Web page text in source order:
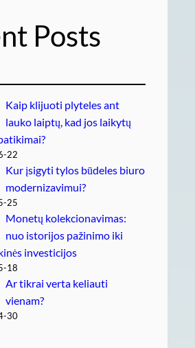
Posts
Kaip klijuoti plyteles ant
lauko laiptų, kad jos laikytų
22
Kur įsigyti tylos būdeles biuro
modernizavimui?
25
Monetų kolekcionavimas:
nuo istorijos pažinimo iki
investicijos
18
Ar tikrai verta keliauti
vienam?
30